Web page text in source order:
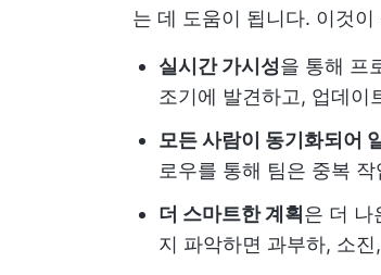
는 데 도움이 됩니다. 이것
실시간 가시성을 통해 프
조기에 발견하고, 업데이
모든 사람이 동기화되어
로우를 통해 팀은 중복
더 스마트한 계획 은 더 나
지 파악하면 과부하, 소